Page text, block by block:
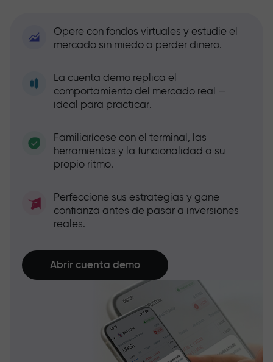
Opere con fondos virtuales y estudie el
mercado sin miedo a perder dinero.
La cuenta demo replica el
comportamiento del mercado real —
ideal para practicar.
Familiarícese con el terminal, las
herramientas y la funcionalidad a su
propio ritmo.
Perfeccione sus estrategias y gane
confianza antes de pasar a inversiones
reales.
Abrir cuenta demo